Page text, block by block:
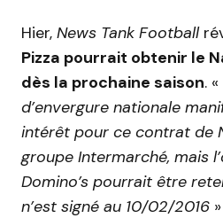
Hier, News Tank Football
Pizza pourrait obtenir le
dès la prochaine saison. «
d’envergure nationale
intérêt pour ce contrat de
groupe Intermarché, mais
Domino’s pourrait être
n’est signé au 10/02/2016